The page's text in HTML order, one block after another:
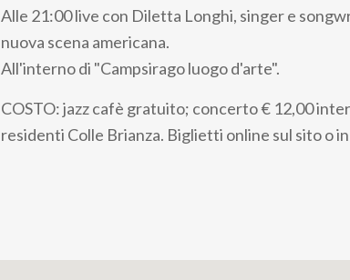
Alle 21:00 live con Diletta Longhi, singer e
nuova scena americana.
All'interno di "Campsirago luogo d'arte".
COSTO: jazz cafè gratuito; concerto € 12,00
residenti Colle Brianza. Biglietti online sul sito o